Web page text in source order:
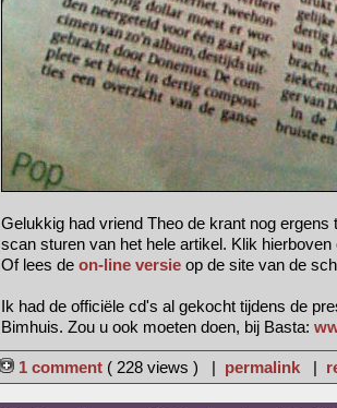
Gelukkig had vriend Theo de krant nog ergens
scan sturen van het hele artikel. Klik
Of lees de on-line versie op de site van de
Ik had de officiële cd's al gekocht tijdens de
Bimhuis. Zou u ook moeten doen, bij Basta:
1 comment ( 228 views ) | permalink |